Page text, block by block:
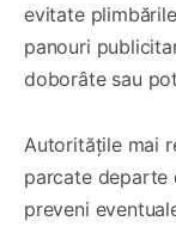
evitate
panouri
doborâte sau
Autoritățile mai
parcate departe
preveni